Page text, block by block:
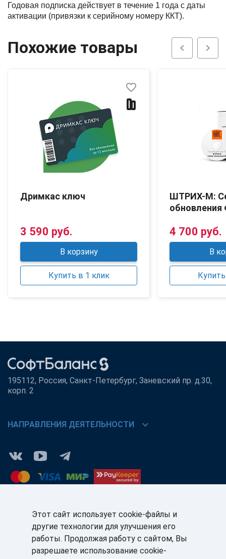
Годовая подписка действует в течение 1 года с даты
активации (привязки к серийному номеру ККТ).
Похожие товары chevron_left chevron_right
Дримкас ключ
favorite_border
3 590 руб.
В корзину
Купить в 1 клик
ШТРИХ-М:
обновления
4 700 руб.
В
195112, Россия, Санкт-Петербург, Заневский пр. д.30,
корп. 2
НАПРАВЛЕНИЯ ДЕЯТЕЛЬНОСТИ chevron_right
КЛИЕНТАМ:
+7 (812) 327-5141
ПАРТНЁРАМ:
+7 (812) 327-5025
Этот сайт использует cookie-файлы и
другие технологии для улучшения его
работы. Продолжая работу с сайтом, Вы
разрешаете использование cookie-